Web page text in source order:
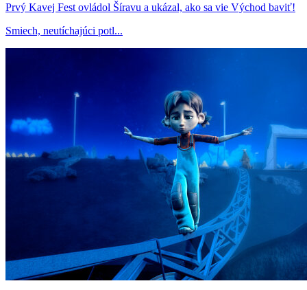
Prvý Kavej Fest ovládol Šíravu a ukázal, ako sa vie Východ baviť!
Smiech, neutíchajúci potl...